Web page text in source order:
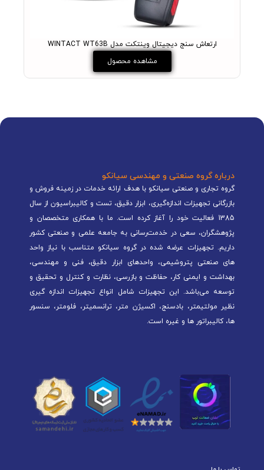
ارتعاش سنج دیجیتال وینتکت مدل WINTACT WT63B
مشاهده محصول
درباره گروه صنعتی و مهندسی سیانکو
گروه تجاری و صنعتی سیانکو با هدف ارائه خدمات در زمینه فروش و
بازرگانی تجهیزات اندازه‌گیری، ابزار دقیق، تست و کالیبراسیون از سال
1385 فعالیت خود را آغاز کرده است. ما با همکاری متخصصان و
پژوهشگران، سعی در خدمت‌رسانی به جامعه علمی و صنعتی کشور
داریم. تجهیزات عرضه شده در گروه سیانکو متناسب با نیاز واحد
های صنعتی پتروشیمی، واحدهای ابزار دقیق، فنی و مهندسی،
بهداشت و ایمنی کار، حفاظت و بازرسی، نظارت و کنترل و تحقیق و
توسعه می‌باشد. این تجهیزات شامل انواع تجهیزات اندازه گیری
نظیر مولتیمتر، بادسنج، اکسیژن متر، ترانسمیتر، فلومتر، سنسور
ها، کالیبراتور ها و غیره است.